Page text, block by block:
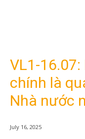
VL1-
chính là
Nhà nước
July 16, 2025